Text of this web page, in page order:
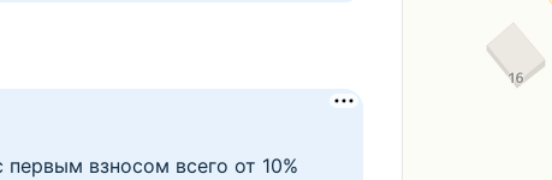
взносом всего от 10%